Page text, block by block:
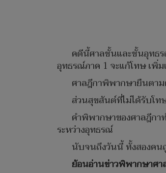
คดีนี้ศาลชั้นและชั้นอุทธ
อุทธรณ์ภาค 1 จะแก้โทษ เพิ่
ศาลฎีกาพิพากษายืนตา
ส่วนสุขสันต์ที่ไม่ได้รับโ
คำพิพากษาของศาลฎีกา
ระหว่างอุทธรณ์
นับจนถึงวันนี้ ทั้งสองคน
ย้อนอ่านข่าวพิพากษาศ